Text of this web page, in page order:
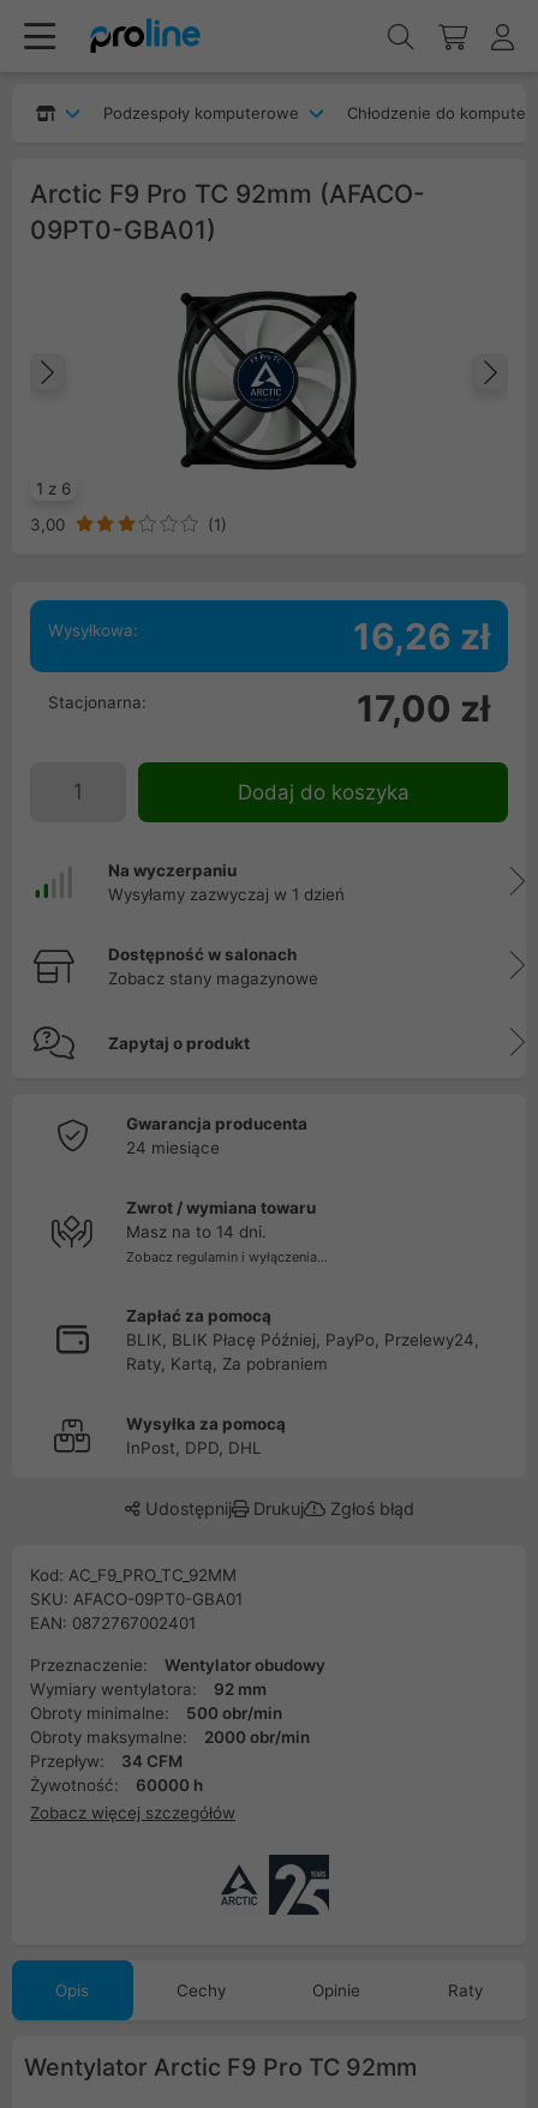
Podzespoły komputerowe Chłodzenie do
Arctic F9 Pro TC 92mm (AFACO-
09PT0-GBA01)
1 z 6
Poprzedni
3,00 (1)
Wysyłkowa: 16,26 zł
Stacjonarna: 17,00 zł
Dodaj do koszyka
Na wyczerpaniu
Wysyłamy zazwyczaj w 1 dzień
Dostępność w salonach
Zobacz stany magazynowe
Zapytaj o produkt
Gwarancja producenta
24 miesiące
Zwrot / wymiana towaru
Masz na to 14 dni.
Zobacz regulamin i wyłączenia...
Zapłać za pomocą
BLIK, BLIK Płacę Później, PayPo, Przelewy24,
Raty, Kartą, Za pobraniem
Wysyłka za pomocą
InPost, DPD, DHL
Udostępnij Drukuj Zgłoś błąd
Kod: AC_F9_PRO_TC_92MM
SKU: AFACO-09PT0-GBA01
EAN: 0872767002401
Przeznaczenie:
Wentylator obudowy
Wymiary wentylatora:
92 mm
Obroty minimalne:
500 obr/min
Obroty maksymalne:
2000 obr/min
Przepływ:
34 CFM
Żywotność:
60000 h
Zobacz więcej szczegółów
Opis Cechy Opinie Raty
Wentylator Arctic F9 Pro TC 92mm